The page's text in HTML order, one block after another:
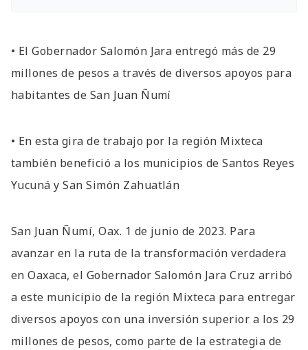
• El Gobernador Salomón Jara entregó más de 29
millones de pesos a través de diversos apoyos para
habitantes de San Juan Ñumí
• En esta gira de trabajo por la región Mixteca
también benefició a los municipios de Santos Reyes
Yucuná y San Simón Zahuatlán
San Juan Ñumí, Oax. 1 de junio de 2023. Para
avanzar en la ruta de la transformación verdadera
en Oaxaca, el Gobernador Salomón Jara Cruz arribó
a este municipio de la región Mixteca para entregar
diversos apoyos con una inversión superior a los 29
millones de pesos, como parte de la estrategia de